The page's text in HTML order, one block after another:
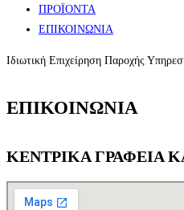
ΠΡΟΪΟΝΤΑ
ΕΠΙΚΟΙΝΩΝΙΑ
Ιδιωτική Επιχείρηση Παροχής
ΕΠΙΚΟΙΝΩΝΙΑ
ΚΕΝΤΡΙΚΑ ΓΡΑΦΕΙΑ